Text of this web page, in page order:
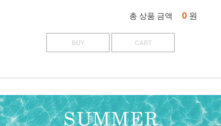
총 상품 금액 0 원
BUY CART